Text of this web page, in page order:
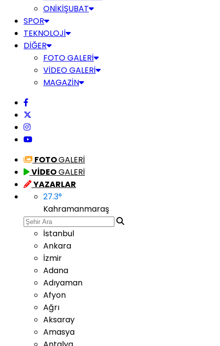
ONİKİŞUBAT
SPOR
TEKNOLOJİ
DİĞER
FOTO GALERİ
VİDEO GALERİ
MAGAZİN
FOTOGALERİ
VİDEOGALERİ
YAZARLAR
27.3°
Kahramanmaraş
İstanbul
Ankara
İzmir
Adana
Adıyaman
Afyon
Ağrı
Aksaray
Amasya